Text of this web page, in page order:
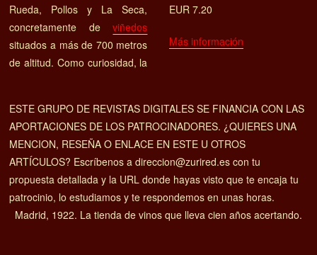
Rueda, Pollos y La Seca,
concretamente deviñedos
situados a más de 700 metros
de altitud. Como curiosidad, la
EUR 7.20
Más información
ESTE GRUPO DE REVISTAS DIGITALES SE FINANCIA CON LAS
APORTACIONES DE LOS PATROCINADORES. ¿QUIERES UNA
MENCION, RESEÑA O ENLACE EN ESTE U OTROS
ARTÍCULOS? Escríbenos a direccion@zurired.es con tu
propuesta detallada y la URL donde hayas visto que te encaja tu
patrocinio, lo estudiamos y te respondemos en unas horas.
Madrid, 1922. La tienda de vinos que lleva cien años acertando.